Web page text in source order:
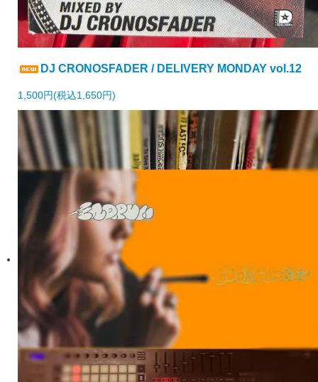
DJ CRONOSFADER / DELIVERY MONDAY vol.12
1,500円(税込1,650円)